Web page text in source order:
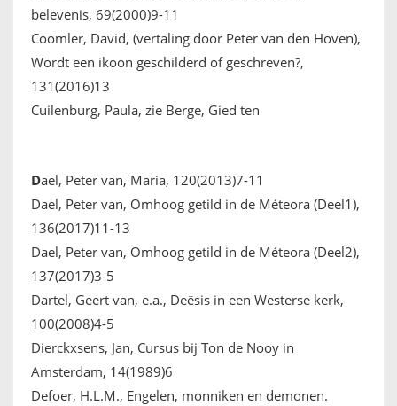
belevenis, 69(2000)9-11
Coomler, David, (vertaling door Peter van den Hoven),
Wordt een ikoon geschilderd of geschreven?,
131(2016)13
Cuilenburg, Paula, zie Berge, Gied ten
Dael, Peter van, Maria, 120(2013)7-11
Dael, Peter van, Omhoog getild in de Méteora (Deel1),
136(2017)11-13
Dael, Peter van, Omhoog getild in de Méteora (Deel2),
137(2017)3-5
Dartel, Geert van, e.a., Deësis in een Westerse kerk,
100(2008)4-5
Dierckxsens, Jan, Cursus bij Ton de Nooy in
Amsterdam, 14(1989)6
Defoer, H.L.M., Engelen, monniken en demonen.